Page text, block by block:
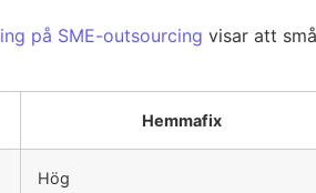
på SME-outsourcing visar att
Hemmafix
Hög